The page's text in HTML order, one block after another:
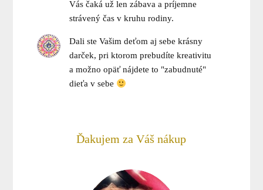
Vás čaká už len zábava a príjemne
strávený čas v kruhu rodiny.
Dali ste Vašim deťom aj sebe krásny
darček, pri ktorom prebudíte kreativitu
a možno opäť nájdete to "zabudnuté"
dieťa v sebe
Ďakujem za Váš nákup